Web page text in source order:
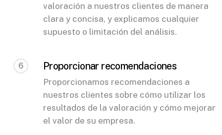
valoración a nuestros clientes de manera
clara y concisa, y explicamos cualquier
supuesto o limitación del análisis.
6 Proporcionar recomendaciones
Proporcionamos recomendaciones a
nuestros clientes sobre cómo utilizar los
resultados de la valoración y cómo mejorar
el valor de su empresa.